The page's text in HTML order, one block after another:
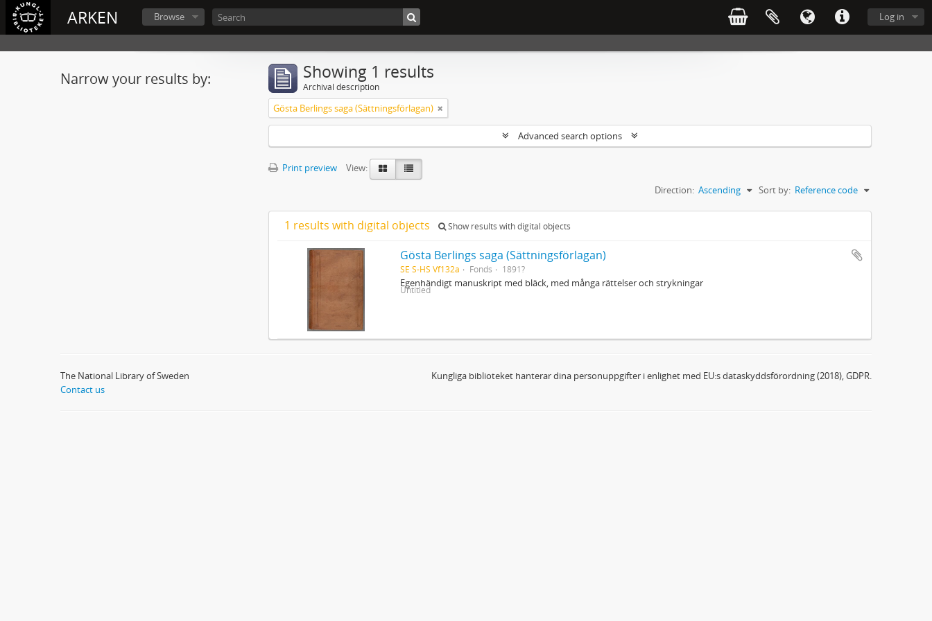
ARKEN Log in
Browse
Narrow your results by: Showing 1 results
Archival description
Gösta Berlings saga (Sättningsförlagan)
Advanced search options
Print preview
View:
Sort by: Reference code
Direction: Ascending
1 results with digital objects Show results with digital objects
Gösta Berlings saga (Sättningsförlagan)
SE S-HS Vf132a Fonds 1891?
Egenhändigt manuskript med bläck, med många rättelser och strykningar
Untitled
The National Library of Sweden
Contact us
Kungliga biblioteket hanterar dina personuppgifter i enlighet med EU:s dataskyddsförordning (2018), GDPR.